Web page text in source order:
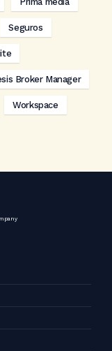
Seguros
Broker Manager
Workspace